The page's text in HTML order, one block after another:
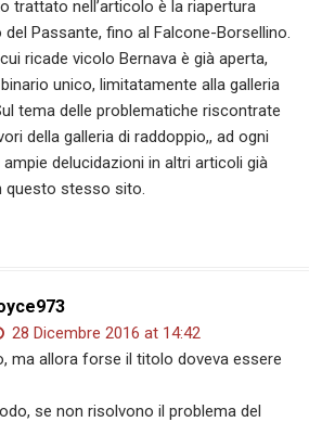
trattato nell’articolo è la riapertura
del Passante, fino al Falcone-Borsellino.
ricade vicolo Bernava è già aperta,
unico, limitatamente alla galleria
tema delle problematiche riscontrate
della galleria di raddoppio,, ad ogni
delucidazioni in altri articoli già
questo stesso sito.
28 Dicembre 2016 at 14:42
ma allora forse il titolo doveva essere
se non risolvono il problema del